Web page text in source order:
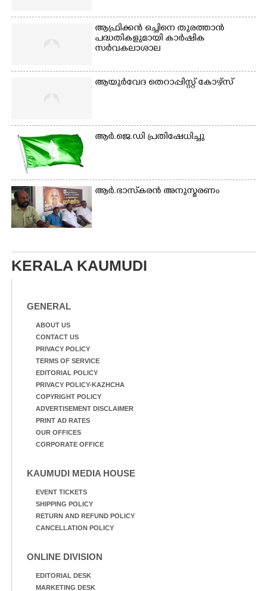
ആഫ്രിക്കൻ ഒച്ചിനെ തുരത്താൻ
പദ്ധതികളുമായി കാർഷിക
സർവകലാശാല
ആയുർവേദ തെറാപ്പിസ്റ്റ് കോഴ്സ്
ആർ.ജെ.ഡി പ്രതിഷേധിച്ചു
ആർ.ഭാസ്‌കരൻ അനുസ്മരണം
KERALA KAUMUDI
GENERAL
ABOUT US
CONTACT US
PRIVACY POLICY
TERMS OF SERVICE
EDITORIAL POLICY
PRIVACY POLICY-KAZHCHA
COPYRIGHT POLICY
ADVERTISEMENT DISCLAIMER
PRINT AD RATES
OUR OFFICES
CORPORATE OFFICE
KAUMUDI MEDIA HOUSE
EVENT TICKETS
SHIPPING POLICY
RETURN AND REFUND POLICY
CANCELLATION POLICY
ONLINE DIVISION
EDITORIAL DESK
MARKETING DESK